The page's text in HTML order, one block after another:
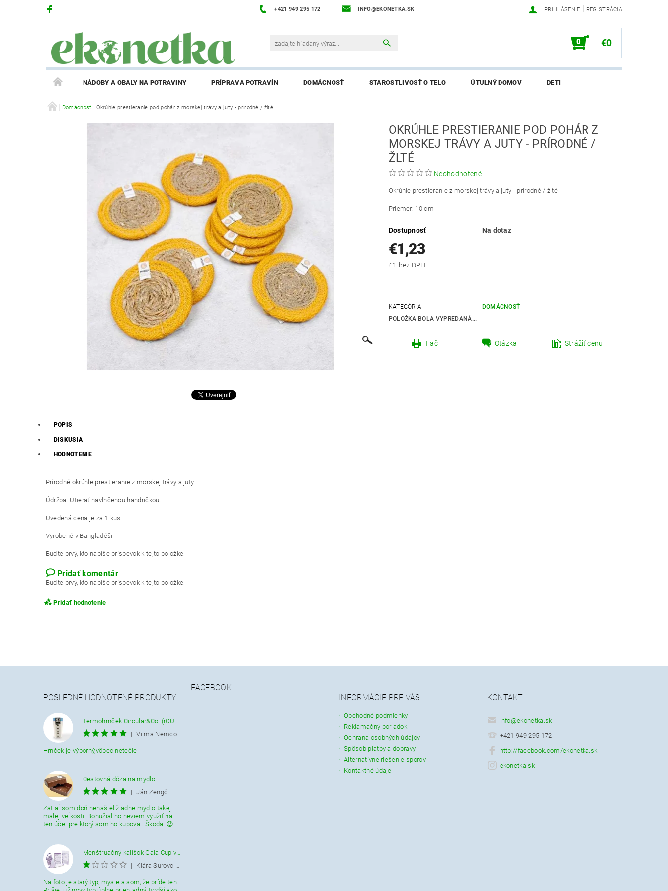
+421 949 295 172 INFO@EKONETKA.SK PRIHLÁSENIE | REGISTRÁCIA
0 €0
NÁDOBY A OBALY NA POTRAVINY PRÍPRAVA POTRAVÍN DOMÁCNOSŤ STAROSTLIVOSŤ O TELO ÚTULNÝ DOMOV DETI
PRODUKTY V ZĽAVE PRÍBEH EKONETKY NAPÍŠTE NÁM
Domácnosť Okrúhle prestieranie pod pohár z morskej trávy a juty - prírodné / žlté
OKRÚHLE PRESTIERANIE POD POHÁR Z
MORSKEJ TRÁVY A JUTY - PRÍRODNÉ /
ŽLTÉ
Neohodnotené
Okrúhle prestieranie z morskej trávy a juty - prírodné / žlté
Priemer: 10 cm
Dostupnosť Na dotaz
€1,23
€1 bez DPH
KATEGÓRIA
DOMÁCNOSŤ
POLOŽKA BOLA VYPREDANÁ...
Tlač Otázka Strážiť cenu
POPIS
DISKUSIA
HODNOTENIE
Prírodné okrúhle prestieranie z morskej trávy a juty.
Údržba: Utierať navlhčenou handričkou.
Uvedená cena je za 1 kus.
Vyrobené v Bangladéši
Buďte prvý, kto napíše príspevok k tejto položke.
Pridať komentár
Buďte prvý, kto napíše príspevok k tejto položke.
Pridať hodnotenie
POSLEDNÉ HODNOTENÉ PRODUKTY
|
Vilma Nemcová
Hrnček je výborný,vôbec netečie
Cestovná dóza na mydlo
|
Ján Zengő
Zatiaĺ som doň nenašiel žiadne mydlo takej
malej veĺkosti. Bohužial ho neviem využiť na
ten účel pre ktorý som ho kupoval. Škoda. 😉
|
Klára Surovcikova
Na foto je starý typ, myslela som, že príde ten.
FACEBOOK
INFORMÁCIE PRE VÁS
Obchodné podmienky
Reklamačný poriadok
Ochrana osobných údajov
Spôsob platby a dopravy
Alternatívne riešenie sporov
Kontaktné údaje
KONTAKT
info@ekonetka.sk
+421 949 295 172
http://facebook.com/ekonetka.sk
ekonetka.sk